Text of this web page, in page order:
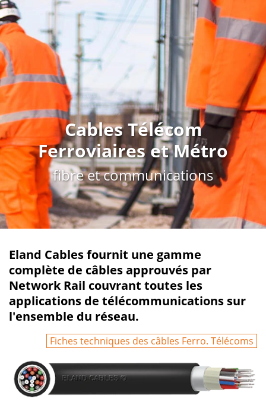
Cables Télécom
Ferroviaires et Métro
fibre et communications
Eland Cables fournit une gamme
complète de câbles approuvés par
Network Rail couvrant toutes les
applications de télécommunications sur
l'ensemble du réseau.
Fiches techniques des câbles Ferro. Télécoms